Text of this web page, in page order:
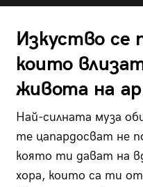
Изкуство се
които
живота на
Най-силната муза
те цапардосват не
която ти дават на
хора, които са ти